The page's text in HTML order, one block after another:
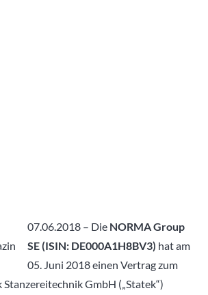
07.06.2018 – Die NORMA Group
SE (ISIN: DE000A1H8BV3) hat am
05. Juni 2018 einen Vertrag zum
GmbH („Statek“)